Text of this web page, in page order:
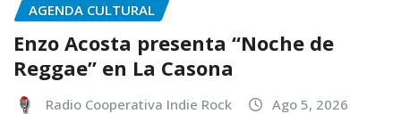
AGENDA CULTURAL
Enzo Acosta presenta “Noche de
Reggae” en La Casona
Radio Cooperativa Indie Rock Ago 5, 2026